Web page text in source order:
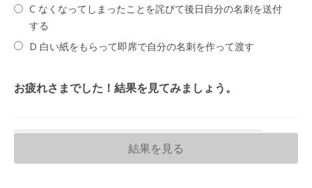
C なくなってしまったことを詫びて後日自分の名刺を送付
する
D 白い紙をもらって即席で自分の名刺を作って渡す
お疲れさまでした！結果を見てみましょう。